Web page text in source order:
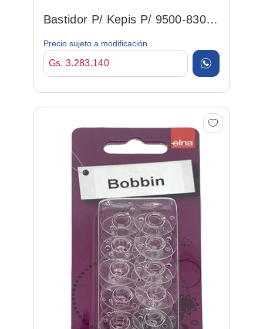
Bastidor P/ Kepis P/ 9500-8300
Precio sujeto a modificación
Gs. 3.283.140